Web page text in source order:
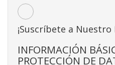
¡Suscríbete a
INFORMACIÓN
PROTECCIÓN DE